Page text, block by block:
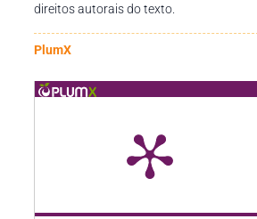
direitos autorais do texto.
PlumX